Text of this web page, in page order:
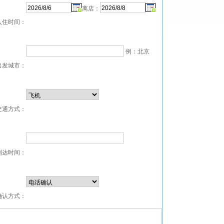
住时间：
离店：
发城市：
例：北京
通方式：
达时间：
认方式：